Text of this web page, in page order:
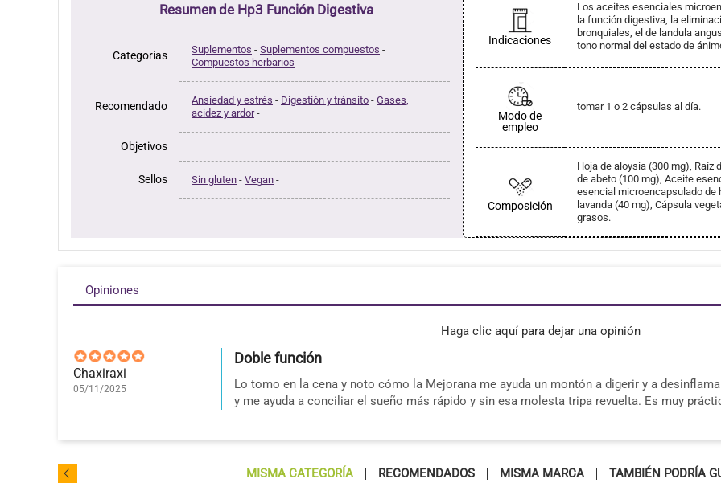
Resumen de Hp3 Función Digestiva
Categorías Suplementos - Suplementos compuestos -
Compuestos herbarios -
Recomendado Ansiedad y estrés - Digestión y tránsito - Gases,
acidez y ardor-
Objetivos
Sellos Sin gluten - Vegan -
Indicaciones
Los aceites esenciales
la función digestiva, la
bronquiales, el de landula
tono normal del estado de
Modo de
empleo
tomar 1 o 2 cápsulas al día.
Composición
Hoja de aloysia (300 mg),
de abeto (100 mg), Aceite
esencial microencapsulado de
lavanda (40 mg), Cápsula
grasos.
Opiniones
Haga clic aquí para dejar una opinión
Chaxiraxi
05/11/2025
Doble función
Lo tomo en la cena y noto cómo la Mejorana me ayuda un montón a digerir y a
y me ayuda a conciliar el sueño más rápido y sin esa molesta tripa revuelta. Es muy
MISMA CATEGORÍA RECOMENDADOS MISMA MARCA TAMBIÉN PODRÍA